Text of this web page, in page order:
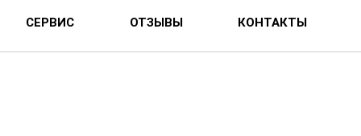
СЕРВИС ОТЗЫВЫ КОНТАКТЫ